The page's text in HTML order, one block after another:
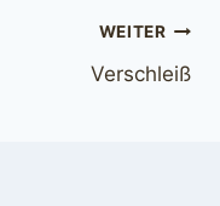
WEITER
Verschleiß